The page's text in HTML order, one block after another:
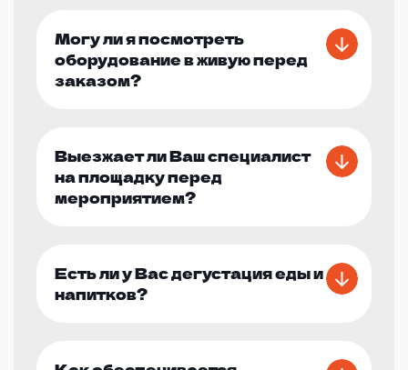
Могу ли я посмотреть
оборудование в живую перед
заказом?
Выезжает ли Ваш специалист
на площадку перед
мероприятием?
Есть ли у Вас дегустация еды и
напитков?